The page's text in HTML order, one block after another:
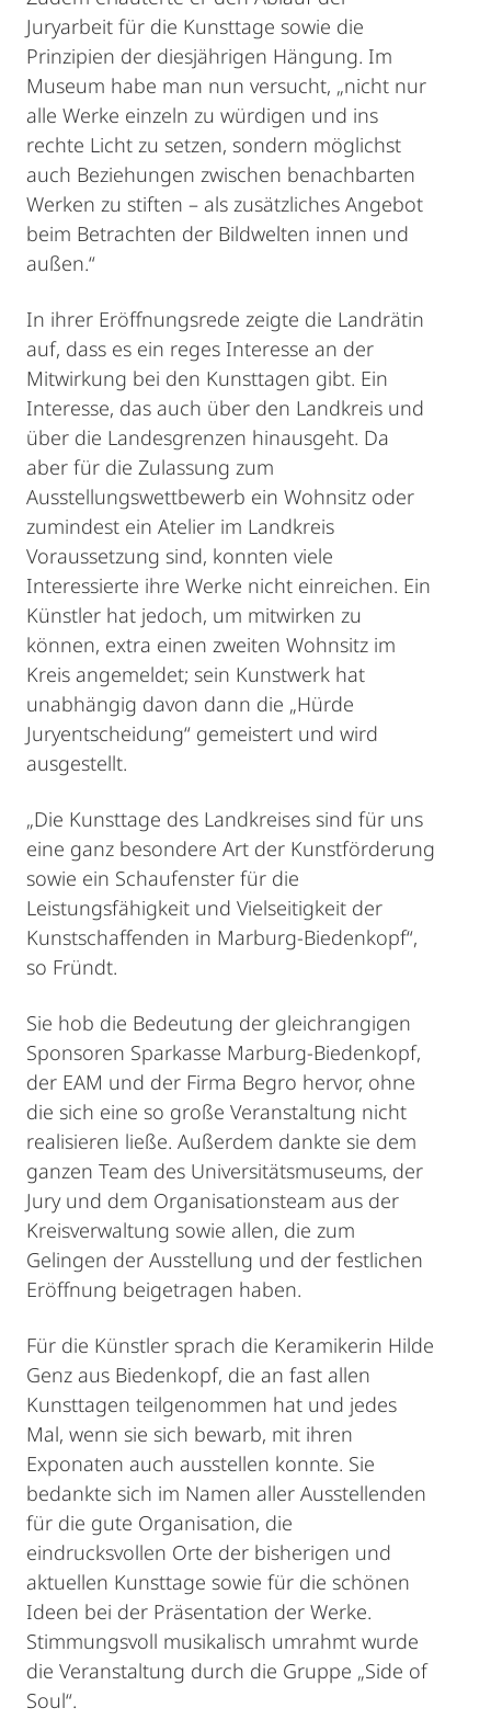
Juryarbeit für die Kunsttage sowie die
Prinzipien der diesjährigen Hängung. Im
Museum habe man nun versucht, „nicht nur
alle Werke einzeln zu würdigen und ins
rechte Licht zu setzen, sondern möglichst
auch Beziehungen zwischen benachbarten
Werken zu stiften – als zusätzliches Angebot
beim Betrachten der Bildwelten innen und
außen.“
In ihrer Eröffnungsrede zeigte die Landrätin
auf, dass es ein reges Interesse an der
Mitwirkung bei den Kunsttagen gibt. Ein
Interesse, das auch über den Landkreis und
über die Landesgrenzen hinausgeht. Da
aber für die Zulassung zum
Ausstellungswettbewerb ein Wohnsitz oder
zumindest ein Atelier im Landkreis
Voraussetzung sind, konnten viele
Interessierte ihre Werke nicht einreichen. Ein
Künstler hat jedoch, um mitwirken zu
können, extra einen zweiten Wohnsitz im
Kreis angemeldet; sein Kunstwerk hat
unabhängig davon dann die „Hürde
Juryentscheidung“ gemeistert und wird
ausgestellt.
„Die Kunsttage des Landkreises sind für uns
eine ganz besondere Art der Kunstförderung
sowie ein Schaufenster für die
Leistungsfähigkeit und Vielseitigkeit der
Kunstschaffenden in Marburg-Biedenkopf“,
so Fründt.
Sie hob die Bedeutung der gleichrangigen
Sponsoren Sparkasse Marburg-Biedenkopf,
der EAM und der Firma Begro hervor, ohne
die sich eine so große Veranstaltung nicht
realisieren ließe. Außerdem dankte sie dem
ganzen Team des Universitätsmuseums, der
Jury und dem Organisationsteam aus der
Kreisverwaltung sowie allen, die zum
Gelingen der Ausstellung und der festlichen
Eröffnung beigetragen haben.
Für die Künstler sprach die Keramikerin Hilde
Genz aus Biedenkopf, die an fast allen
Kunsttagen teilgenommen hat und jedes
Mal, wenn sie sich bewarb, mit ihren
Exponaten auch ausstellen konnte. Sie
bedankte sich im Namen aller Ausstellenden
für die gute Organisation, die
eindrucksvollen Orte der bisherigen und
aktuellen Kunsttage sowie für die schönen
Ideen bei der Präsentation der Werke.
Stimmungsvoll musikalisch umrahmt wurde
die Veranstaltung durch die Gruppe „Side of
Soul“.